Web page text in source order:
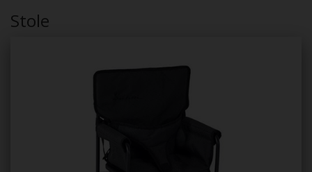
Stole